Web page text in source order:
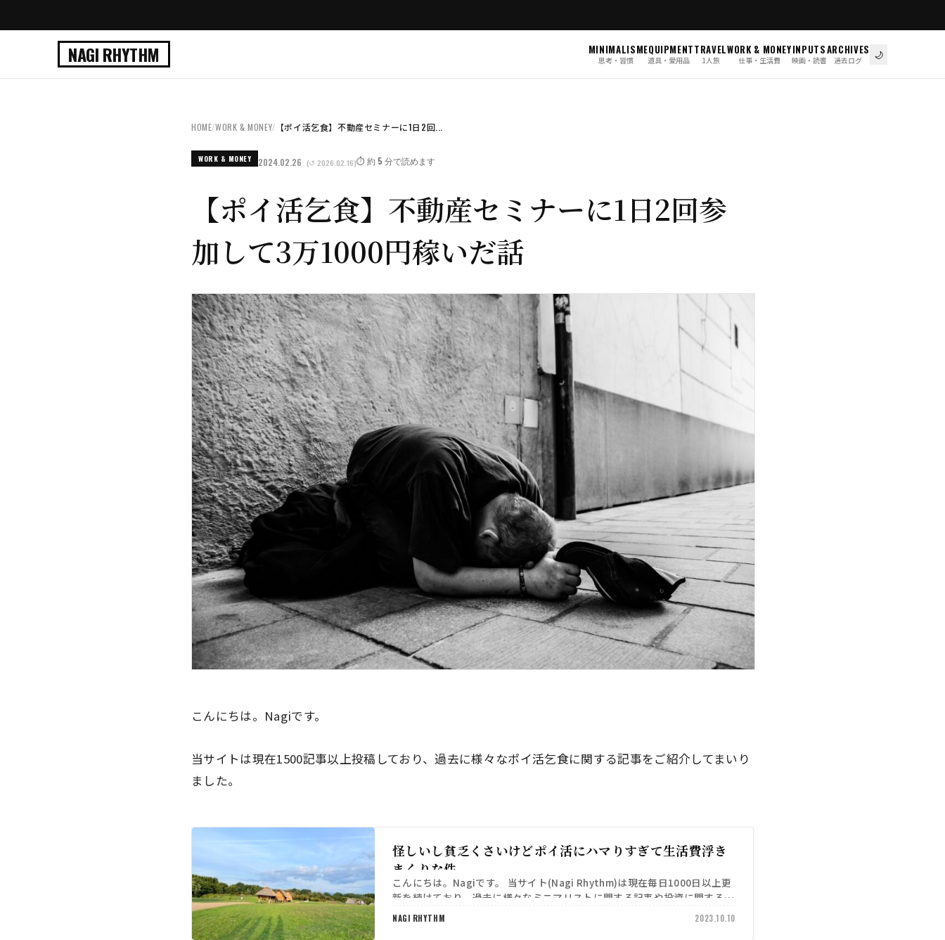
NAGI RHYTHM MINIMALISM
思考・習慣
EQUIPMENT
道具・愛用品
TRAVEL
1人旅
WORK & MONEY
仕事・生活費
INPUTS
映画・読書
ARCHIVES
過去ログ 🌙
HOME/WORK & MONEY/ 【ポイ活乞食】不動産セミナーに1日2回...
WORK & MONEY 2024.02.26 (↺ 2026.02.16)⏱️ 約 5 分で読めます
【ポイ活乞食】不動産セミナーに1日2回参
加して3万1000円稼いだ話
こんにちは。Nagiです。
当サイトは現在1500記事以上投稿しており、過去に様々なポイ活乞食に関する記事をご紹介してまいり
ました。
怪しいし貧乏くさいけどポイ活にハマりすぎて生活費浮き
まくりな件
こんにちは。Nagiです。 当サイト(Nagi Rhythm)は現在毎日1000日以上更
新を続けており、過去に様々なミニマリストに関する記事や投資に関する記
事をご紹介してきました。 僕自身、節約が趣味…
NAGI RHYTHM 2023.10.10